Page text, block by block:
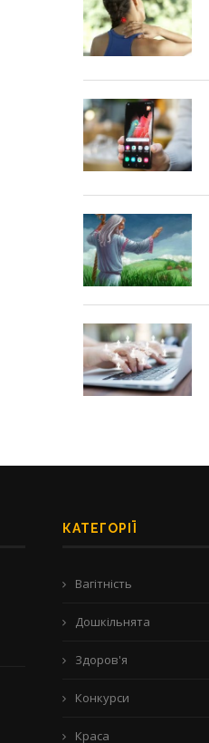
КАТЕГОРІЇ
Вагітність
Дошкільнята
Здоров'я
Конкурси
Краса